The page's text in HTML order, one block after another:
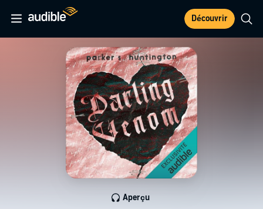
Découvrir
Aperçu